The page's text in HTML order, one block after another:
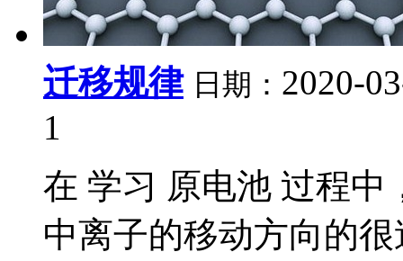
迁移规律 日期： 2020-
1
在 学习 原电池 过程中
中离子的移动方向的